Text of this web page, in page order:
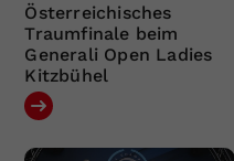
Österreichisches
Traumfinale beim
Generali Open Ladies
Kitzbühel